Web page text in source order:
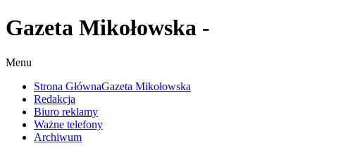
Gazeta Mikołowska -
Menu
Strona GłównaGazeta Mikołowska
Redakcja
Biuro reklamy
Ważne telefony
Archiwum